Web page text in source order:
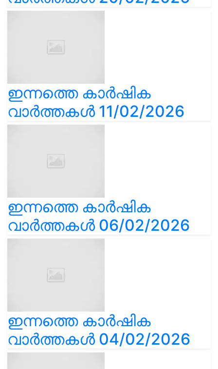
ഇന്നത്തെ കാർഷിക
വാർത്തകൾ 11/02/2026
ഇന്നത്തെ കാർഷിക
വാർത്തകൾ 06/02/2026
ഇന്നത്തെ കാർഷിക
വാർത്തകൾ 04/02/2026